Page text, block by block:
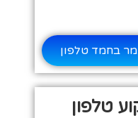
בחמד טלפון
טלפון